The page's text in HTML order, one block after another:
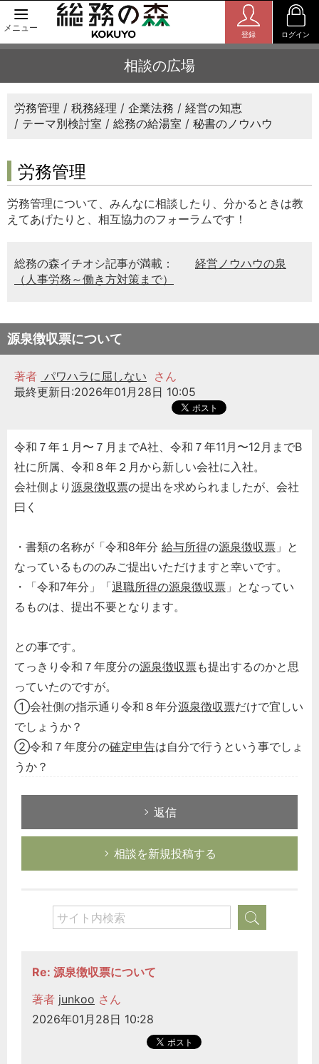
メニュー
登録 ログイン
相談の広場
労務管理 税務経理 企業法務
経営の知恵
テーマ別検討室
総務の給湯室 秘書のノウハウ
労務管理
労務管理について、みんなに相談したり、分かるときは教
えてあげたりと、相互協力のフォーラムです！
総務の森イチオシ記事が満載：
経営ノウハウの泉
（人事労務～働き方対策まで）
源泉徴収票について
著者 パワハラに屈しない
さん
最終更新日:2026年01月28日 10:05
令和７年１月〜７月までA社、令和７年11月〜12月までB
社に所属、令和８年２月から新しい会社に入社。
会社側より 源泉徴収票の提出を求められましたが、会社
曰く
・書類の名称が「令和8年分 給与所得の源泉徴収票 」と
なっているもののみご提出いただけますと幸いです。
・「令和7年分」「退職所得の源泉徴収票 」となってい
るものは、提出不要となります。
との事です。
てっきり令和７年度分の源泉徴収票も提出するのかと思
っていたのですが。
①会社側の指示通り令和８年分源泉徴収票だけで宜しい
でしょうか？
②令和７年度分の確定申告は自分で行うという事でしょ
うか？
返信
相談を新規投稿する
Re: 源泉徴収票について
著者 junkoo さん
2026年01月28日 10:28